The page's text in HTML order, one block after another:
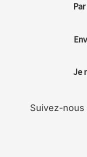
Je
Suivez-nous